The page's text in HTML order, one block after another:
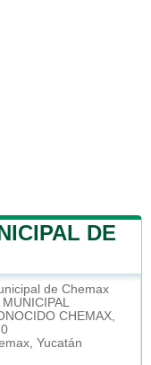
DE
de Chemax
MUNICIPAL
CHEMAX,
Yucatán